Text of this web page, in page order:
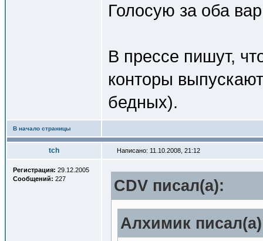
Голосую за оба
В прессе пишут,
конторы
бедных).
В начало страницы
tch Написано: 11.10.2008, 21:12
Регистрация: 29.12.2005
Сообщений: 227 CDV писал(a):
Алхимик